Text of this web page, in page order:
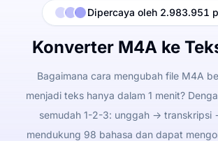
Dipercaya oleh 2.983.951
Konverter M4A ke
Bagaimana cara mengubah file M4A
menjadi teks hanya dalam 1 menit?
semudah 1-2-3: unggah -> transkripsi
mendukung 98 bahasa dan dapat